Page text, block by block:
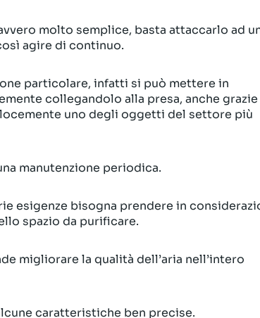
molto semplice, basta attaccarlo ad
agire di continuo.
particolare, infatti si può mettere in
collegandolo alla presa, anche grazie
uno degli oggetti del settore più
manutenzione periodica.
esigenze bisogna prendere in
spazio da purificare.
migliorare la qualità dell’aria nell’intero
caratteristiche ben precise.